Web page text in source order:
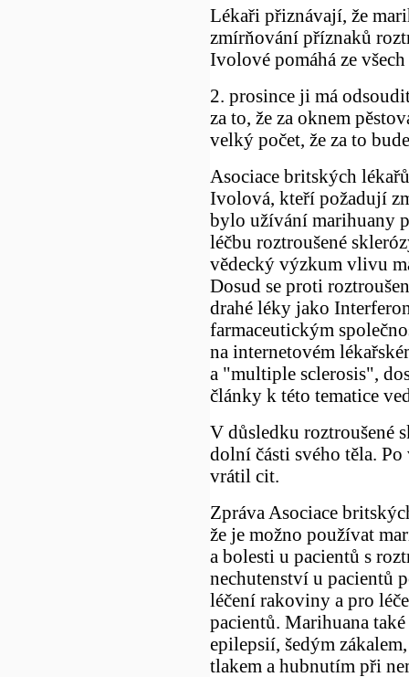
Lékaři přiznávají, že
zmírňování příznaků
Ivolové pomáhá ze
2. prosince ji má
za to, že za oknem
velký počet, že za to
Asociace britských
Ivolová, kteří požadují
bylo užívání marihuany
léčbu roztroušené
vědecký výzkum vlivu
Dosud se proti
drahé léky jako
farmaceutickým
na internetovém
a "multiple sclerosis",
články k této tematice
V důsledku roztroušené
dolní části svého těla.
vrátil cit.
Zpráva Asociace
že je možno používat
a bolesti u pacientů s
nechutenství u pacientů
léčení rakoviny a pro
pacientů. Marihuana
epilepsií, šedým
tlakem a hubnutím při